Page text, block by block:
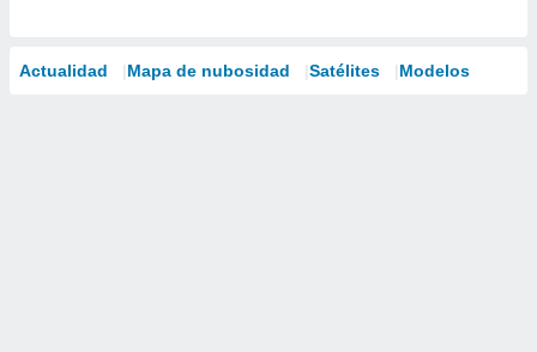
Actualidad Mapa de nubosidad Satélites Modelos